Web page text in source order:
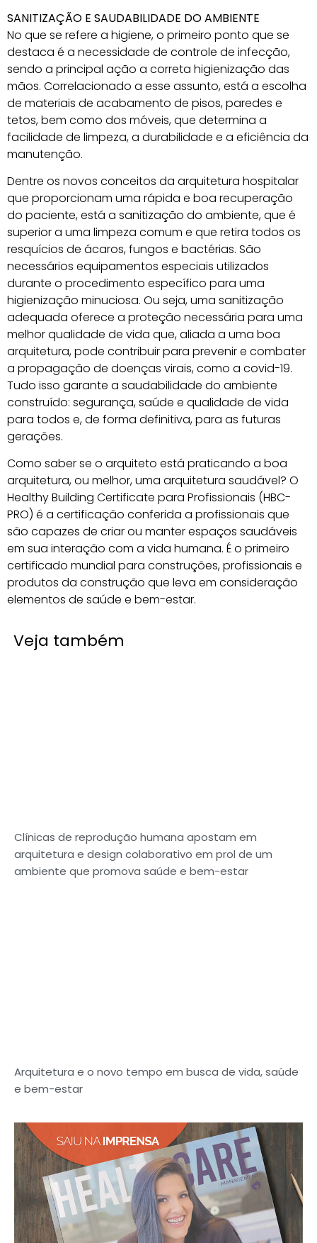
SANITIZAÇÃO E SAUDABILIDADE DO AMBIENTE
No que se refere a higiene, o primeiro ponto que se
destaca é a necessidade de controle de infecção,
sendo a principal ação a correta higienização das
mãos. Correlacionado a esse assunto, está a escolha
de materiais de acabamento de pisos, paredes e
tetos, bem como dos móveis, que determina a
facilidade de limpeza, a durabilidade e a eficiência da
manutenção.
Dentre os novos conceitos da arquitetura hospitalar
que proporcionam uma rápida e boa recuperação
do paciente, está a sanitização do ambiente, que é
superior a uma limpeza comum e que retira todos os
resquícios de ácaros, fungos e bactérias. São
necessários equipamentos especiais utilizados
durante o procedimento específico para uma
higienização minuciosa. Ou seja, uma sanitização
adequada oferece a proteção necessária para uma
melhor qualidade de vida que, aliada a uma boa
arquitetura, pode contribuir para prevenir e combater
a propagação de doenças virais, como a covid-19.
Tudo isso garante a saudabilidade do ambiente
construído: segurança, saúde e qualidade de vida
para todos e, de forma definitiva, para as futuras
gerações.
Como saber se o arquiteto está praticando a boa
arquitetura, ou melhor, uma arquitetura saudável? O
Healthy Building Certificate para Profissionais (HBC-
PRO) é a certificação conferida a profissionais que
são capazes de criar ou manter espaços saudáveis
em sua interação com a vida humana. É o primeiro
certificado mundial para construções, profissionais e
produtos da construção que leva em consideração
elementos de saúde e bem-estar.
Veja também
Clínicas de reprodução humana apostam em
arquitetura e design colaborativo em prol de um
ambiente que promova saúde e bem-estar
Arquitetura e o novo tempo em busca de vida, saúde
e bem-estar